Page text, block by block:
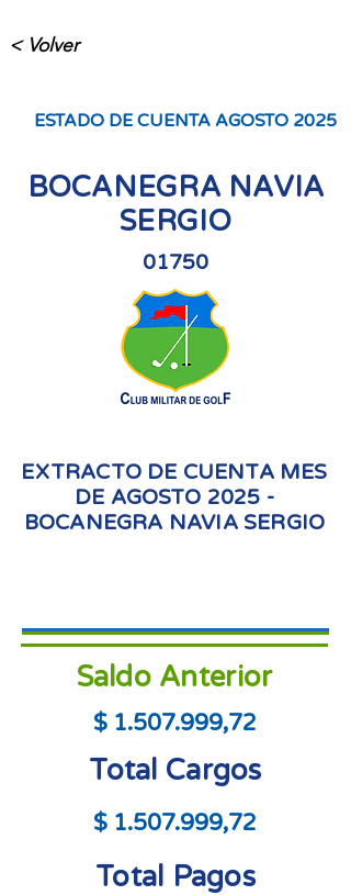
< Volver
ESTADO DE CUENTA AGOSTO 2025
BOCANEGRA NAVIA
SERGIO
01750
EXTRACTO DE CUENTA MES
DE AGOSTO 2025 -
BOCANEGRA NAVIA SERGIO
Saldo Anterior
$ 1.507.999,72
Total Cargos
$ 1.507.999,72
Total Pagos